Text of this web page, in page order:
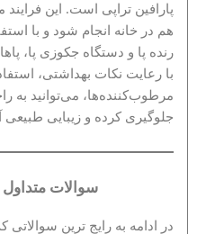
پارافین تراپی است. این
هم در خانه انجام شود و با
رنده پا و دستگاه جکوزی پا،
با رعایت نکات بهداشتی،
مرطوب‌کننده‌ها، می‌توانید به
جلوگیری کرده و زیبایی طبیعی
سوالات متداول
در ادامه به رایج ترین